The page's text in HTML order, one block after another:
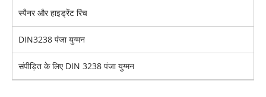
स्पैनर और हाइड्रेंट रिंच
DIN3238 पंजा युग्मन
संपीड़ित के लिए DIN 3238 पंजा युग्मन